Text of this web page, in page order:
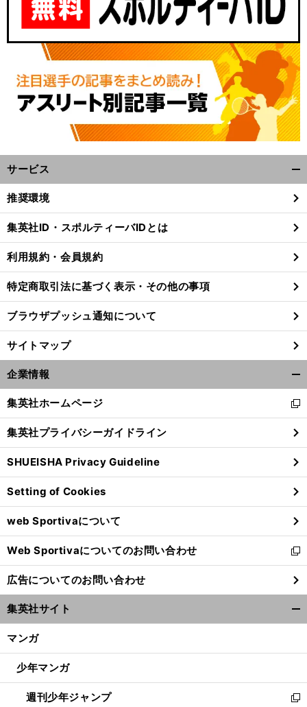
サービス
閉
る
推奨環境
集英社ID・スポルティーバIDとは
利用規約・会員規約
特定商取引法に基づく表示・その他の事項
ブラウザプッシュ通知について
サイトマップ
企業情報
閉
る
集英社ホームページ
新
し
い
ウ
ィ
ン
ド
ウ
で
開
く
集英社プライバシーガイドライン
SHUEISHA Privacy Guideline
Setting of Cookies
web Sportivaについて
Web Sportivaについてのお問い合わせ
新
し
い
ウ
ィ
ン
ウ
開
く
広告についてのお問い合わせ
集英社サイト
マンガ
少年マンガ
週刊少年ジャンプ
新